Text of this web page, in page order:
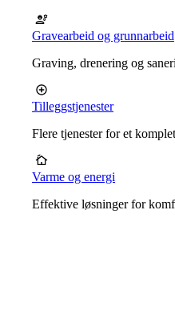
Gravearbeid og grunnarbeid
Graving, drenering og
Tilleggstjenester
Flere tjenester for et
Varme og energi
Effektive løsninger for